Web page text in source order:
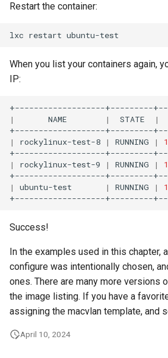
Restart the container:
lxc restart
When you list your containers again,
IP:
| NAME | STATE |
| rockylinux-test-8 | RUNNING |
| rockylinux-test-9 | RUNNING |
| ubuntu-test | RUNNING |
Success!
In the examples used in this chapter,
configure was intentionally chosen,
ones. There are many more versions
the image listing. If you have a
assigning the macvlan template, and
April 10, 2024